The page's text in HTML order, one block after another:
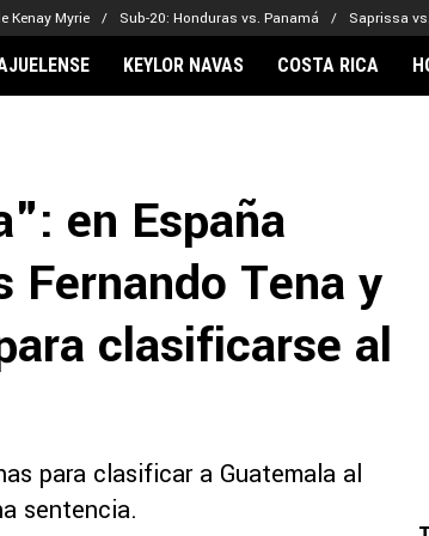
Kenay Myrie Sub-20: Honduras vs. Panamá Saprissa
Laing
Alajuelense
Herediano
Comunicaciones
Olimpia
Real Madrid
KEYLOR NAVAS COSTA RICA
en España
Fernando Tena y
clasificarse al
para clasificar a Guatemala al
sentencia.